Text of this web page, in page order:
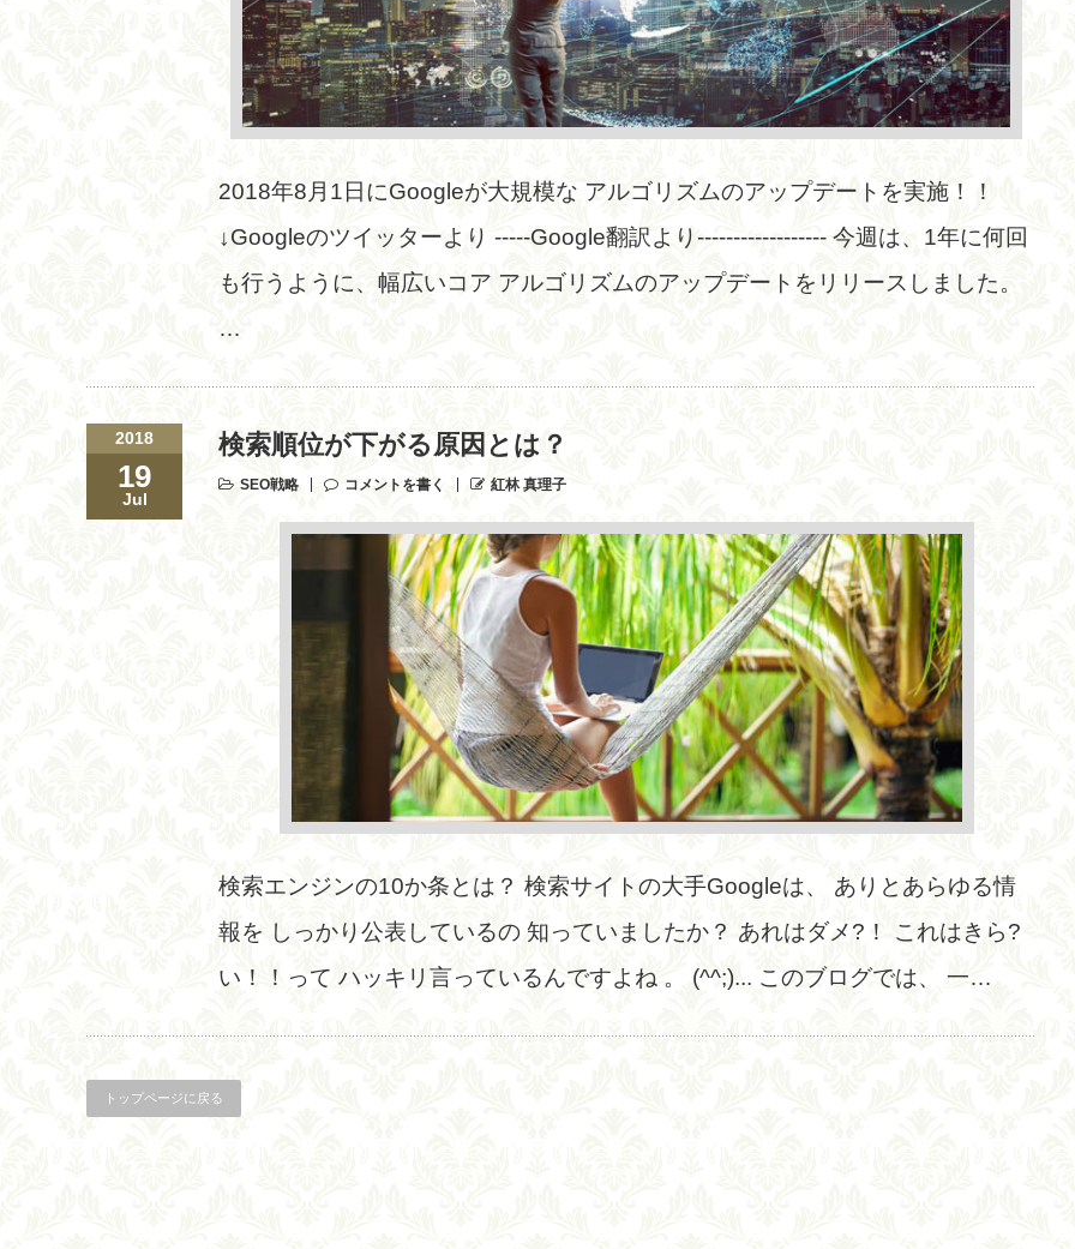
2018年8月1日にGoogleが大規模な アルゴリズムのアップデートを実施！！
↓Googleのツイッターより -----Google翻訳より------------------ 今週は、1年に何回
も行うように、幅広いコア アルゴリズムのアップデートをリリースしました。
…
2018
19
Jul
検索順位が下がる原因とは？
SEO戦略 コメントを書く 紅林 真理子
検索エンジンの10か条とは？ 検索サイトの大手Googleは、 ありとあらゆる情
報を しっかり公表しているの 知っていましたか？ あれはダメ?！ これはきら?
い！！って ハッキリ言っているんですよね 。 (^^;)... このブログでは、 一…
トップページに戻る